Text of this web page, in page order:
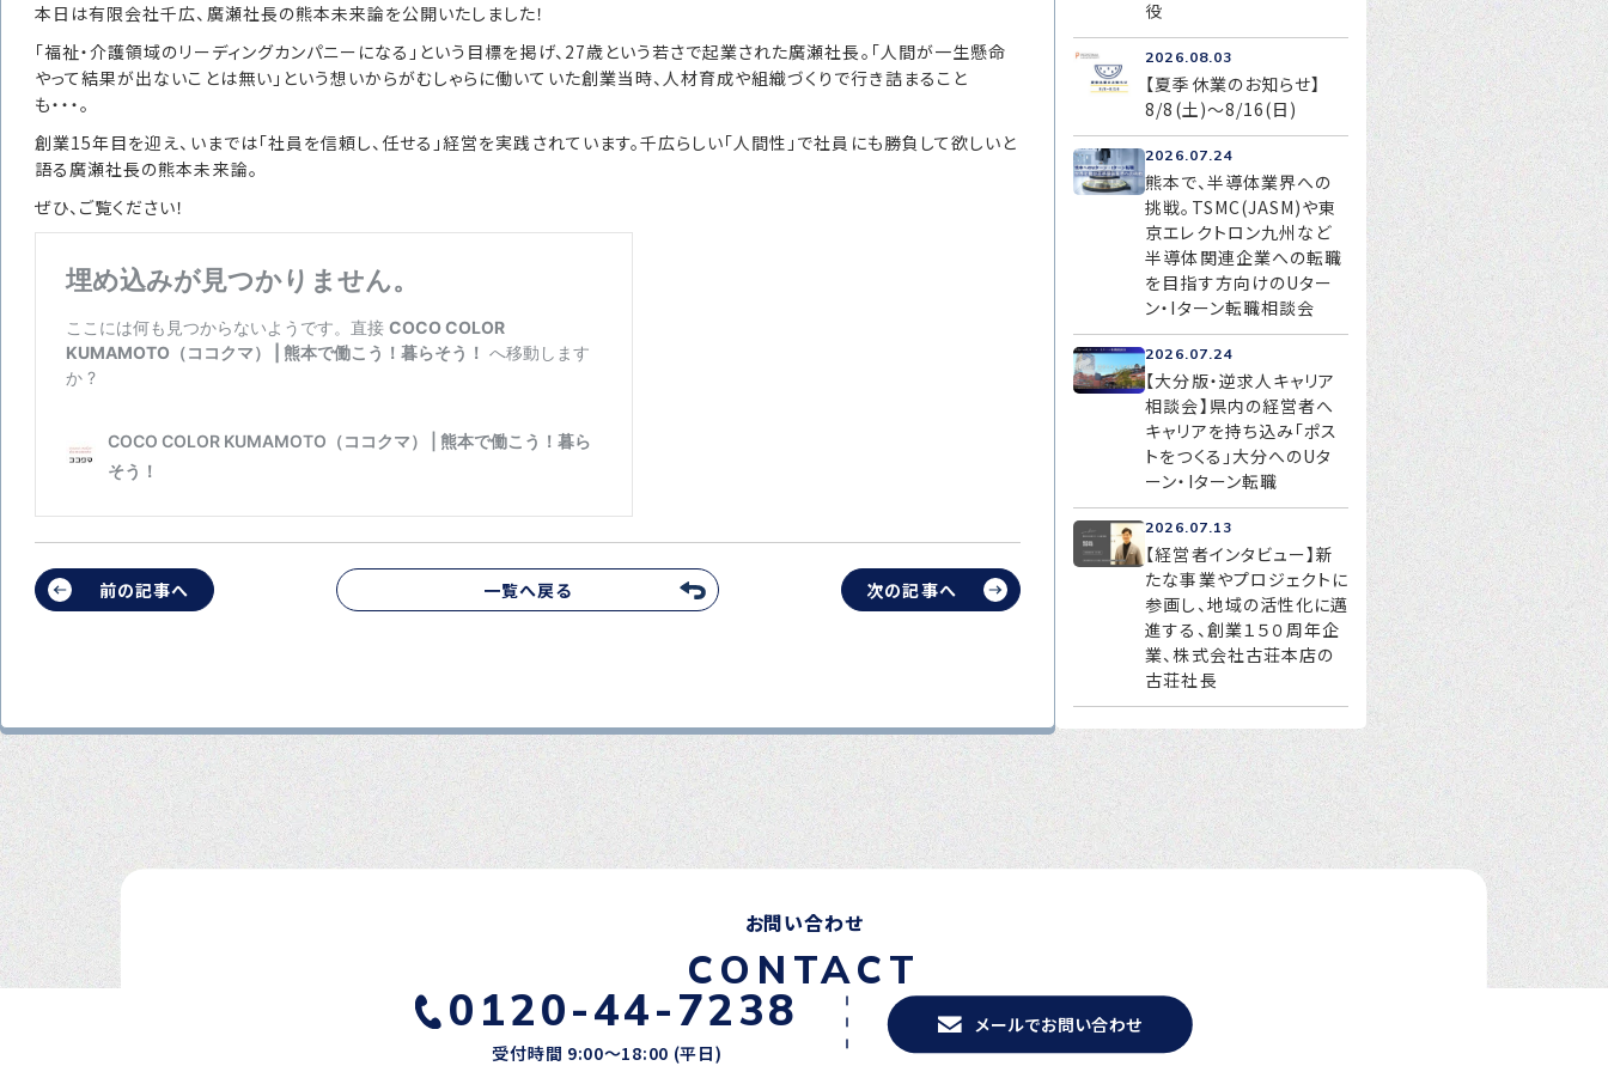
お問い合わせ
プライバシーポリシー
本日は有限会社千広、廣瀬社長の熊本未来論を公開いたしました！
「福祉・介護領域のリーディングカンパニーになる」という目標を掲げ、27歳という若さで起業された廣瀬社長。「人間が一生懸命
やって結果が出ないことは無い」という想いからがむしゃらに働いていた創業当時、人材育成や組織づくりで行き詰まること
も・・・。
創業15年目を迎え、いまでは「社員を信頼し、任せる」経営を実践されています。千広らしい「人間性」で社員にも勝負して欲しいと
語る廣瀬社長の熊本未来論。
ぜひ、ご覧ください！
前の記事へ 一覧へ戻る 次の記事へ
役
2026.08.03
【夏季休業のお知らせ】
8/8(土)～8/16(日)
2026.07.24
熊本で、半導体業界への
挑戦。TSMC(JASM)や東
京エレクトロン九州など
半導体関連企業への転職
を目指す方向けのUター
ン・Iターン転職相談会
2026.07.24
【大分版・逆求人キャリア
相談会】県内の経営者へ
キャリアを持ち込み「ポス
トをつくる」大分へのUタ
ーン・Iターン転職
2026.07.13
【経営者インタビュー】新
たな事業やプロジェクトに
参画し、地域の活性化に邁
進する、創業１５０周年企
業、株式会社古荘本店の
古荘社長
お問い合わせ
CONTACT
0120-44-7238
受付時間 9:00〜18:00 (平日)
メールでお問い合わせ